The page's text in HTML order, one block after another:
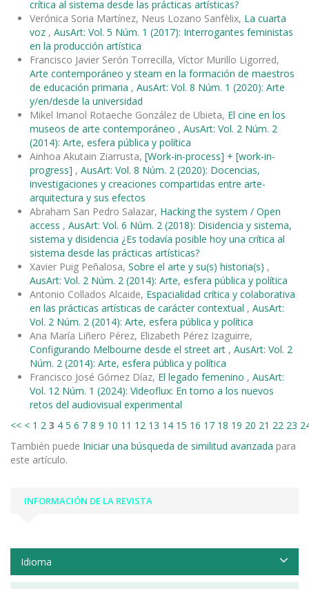
crítica al sistema desde las prácticas artísticas?
Verónica Soria Martínez, Neus Lozano Sanfèlix, La cuarta
voz , AusArt: Vol. 5 Núm. 1 (2017): Interrogantes feministas
en la producción artística
Francisco Javier Serón Torrecilla, Víctor Murillo Ligorred,
Arte contemporáneo y steam en la formación de maestros
de educación primaria , AusArt: Vol. 8 Núm. 1 (2020): Arte
y/en/desde la universidad
Mikel Imanol Rotaeche González de Ubieta, El cine en los
museos de arte contemporáneo , AusArt: Vol. 2 Núm. 2
(2014): Arte, esfera pública y política
Ainhoa Akutain Ziarrusta, [Work-in-process] + [work-in-
progress] , AusArt: Vol. 8 Núm. 2 (2020): Docencias,
investigaciones y creaciones compartidas entre arte-
arquitectura y sus efectos
Abraham San Pedro Salazar, Hacking the system / Open
access , AusArt: Vol. 6 Núm. 2 (2018): Disidencia y sistema,
sistema y disidencia ¿Es todavía posible hoy una crítica al
sistema desde las prácticas artísticas?
Xavier Puig Peñalosa, Sobre el arte y su(s) historia(s) ,
AusArt: Vol. 2 Núm. 2 (2014): Arte, esfera pública y política
Antonio Collados Alcaide, Espacialidad crítica y colaborativa
en las prácticas artísticas de carácter contextual , AusArt:
Vol. 2 Núm. 2 (2014): Arte, esfera pública y política
Ana María Liñero Pérez, Elizabeth Pérez Izaguirre,
Configurando Melbourne desde el street art , AusArt: Vol. 2
Núm. 2 (2014): Arte, esfera pública y política
Francisco José Gómez Díaz, El legado femenino , AusArt:
Vol. 12 Núm. 1 (2024): Videoflux: En torno a los nuevos
retos del audiovisual experimental
<< < 1 2 3 4 5 6 7 8 9 10 11 12 13 14 15 16 17 18 19 20 21 22 23
También puede Iniciar una búsqueda de similitud avanzada para
este artículo.
INFORMACIÓN DE LA REVISTA
Idioma